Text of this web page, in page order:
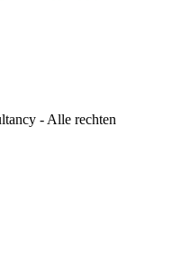
- Alle rechten